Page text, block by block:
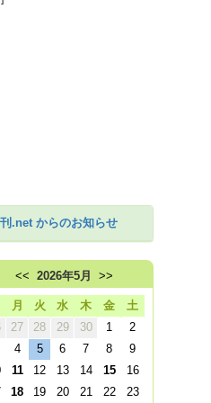
.net からのお知らせ
<< 2026年5月 >>
月 火 水 木 金
土
27 28 29 30 1
2
4 5 6 7 8
9
11 12 13 14 15
16
18 19 20 21 22 23